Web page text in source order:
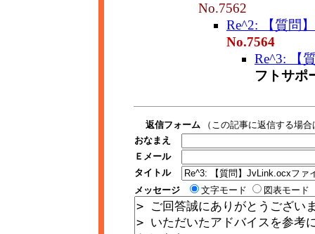
No.7562
Re^2: 【質問
No.7564
Re^3: 【
フトサポ
返信フォーム （この記事に返信する場
おなまえ
Ｅメール
タイトル
メッセージ
文字モード 図表モード